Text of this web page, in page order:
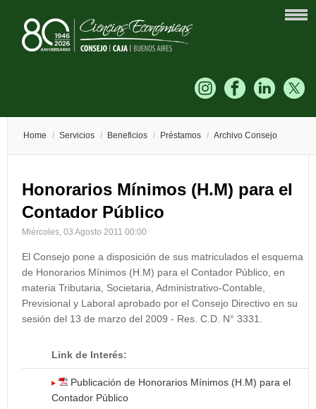
Home / Servicios / Beneficios / Préstamos / Archivo Consejo
Honorarios Mínimos (H.M) para el
Contador Público
Miércoles, 03 Agosto 2011 00:00
El Consejo pone a disposición de sus matriculados el esquema
de Honorarios Mínimos (H.M) para el Contador Público, en
materia Tributaria, Societaria, Administrativo-Contable,
Previsional y Laboral aprobado por el Consejo Directivo en su
sesión del 13 de marzo del 2009 - Res. C.D. N° 3331.
Link de Interés:
Publicación de Honorarios Mínimos (H.M) para el
Contador Público